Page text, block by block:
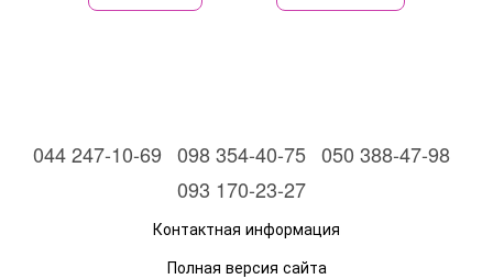
044 247-10-69 098 354-40-75 050 388-47-98
093 170-23-27
Контактная информация
Полная версия сайта